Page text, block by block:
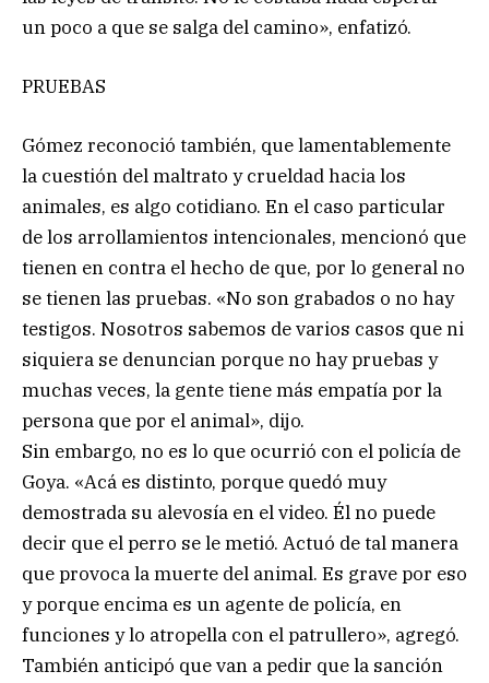
un poco a que se salga del camino», enfatizó.
PRUEBAS
Gómez reconoció también, que lamentablemente
la cuestión del maltrato y crueldad hacia los
animales, es algo cotidiano. En el caso particular
de los arrollamientos intencionales, mencionó que
tienen en contra el hecho de que, por lo general no
se tienen las pruebas. «No son grabados o no hay
testigos. Nosotros sabemos de varios casos que ni
siquiera se denuncian porque no hay pruebas y
muchas veces, la gente tiene más empatía por la
persona que por el animal», dijo.
Sin embargo, no es lo que ocurrió con el policía de
Goya. «Acá es distinto, porque quedó muy
demostrada su alevosía en el video. Él no puede
decir que el perro se le metió. Actuó de tal manera
que provoca la muerte del animal. Es grave por eso
y porque encima es un agente de policía, en
funciones y lo atropella con el patrullero», agregó.
También anticipó que van a pedir que la sanción